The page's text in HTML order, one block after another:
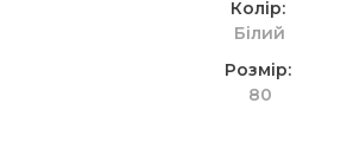
Колір
Білий
Розмір
80